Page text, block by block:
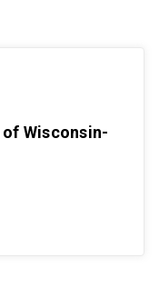
Wisconsin-